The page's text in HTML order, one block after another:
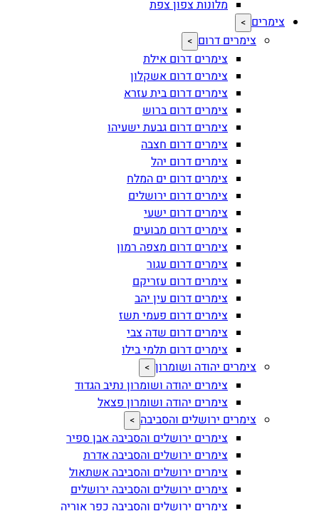
מלונות צפון צפת
צימרים >
צימרים דרום >
צימרים דרום אילת
צימרים דרום אשקלון
צימרים דרום בית עזרא
צימרים דרום ברוש
צימרים דרום גבעת ישעיהו
צימרים דרום חצבה
צימרים דרום יהל
צימרים דרום ים המלח
צימרים דרום ירושלים
צימרים דרום ישעי
צימרים דרום מבועים
צימרים דרום מצפה רמון
צימרים דרום עגור
צימרים דרום עזריקם
צימרים דרום עין יהב
צימרים דרום פעמי תשז
צימרים דרום שדה צבי
צימרים דרום תלמי בילו
צימרים יהודה ושומרון >
צימרים יהודה ושומרון נתיב הגדוד
צימרים יהודה ושומרון פצאל
צימרים ירושלים והסביבה >
צימרים ירושלים והסביבה אבן ספיר
צימרים ירושלים והסביבה אדרת
צימרים ירושלים והסביבה אשתאול
צימרים ירושלים והסביבה ירושלים
צימרים ירושלים והסביבה כפר אוריה